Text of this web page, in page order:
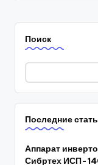
Поиск
Последние
Аппарат
Сибртех ИСП-